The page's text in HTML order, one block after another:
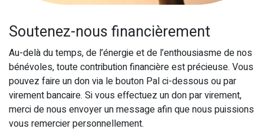
Soutenez-nous financièrement
Au-delà du temps, de l’énergie et de l’enthousiasme de nos
bénévoles, toute contribution financière est précieuse. Vous
pouvez faire un don via le bouton Pal ci-dessous ou par
virement bancaire. Si vous effectuez un don par virement,
merci de nous envoyer un message afin que nous puissions
vous remercier personnellement.